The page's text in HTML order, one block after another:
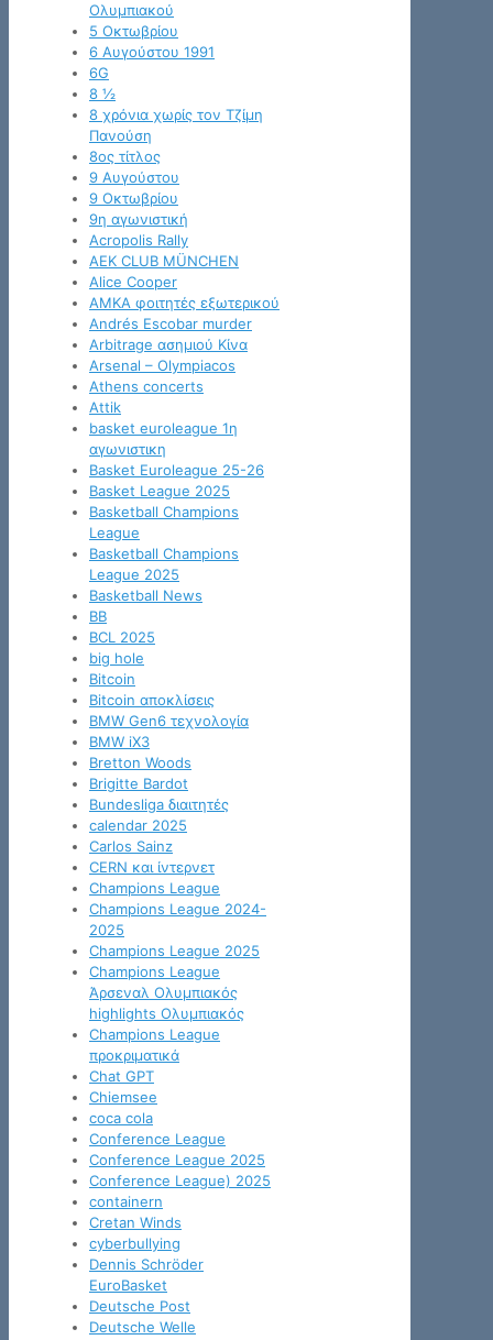
Ολυμπιακού
5 Οκτωβρίου
6 Αυγούστου 1991
6G
8 ½
8 χρόνια χωρίς τον Τζίμη
Πανούση
8ος τίτλος
9 Αυγούστου
9 Οκτωβρίου
9η αγωνιστική
Acropolis Rally
AEK CLUB MÜNCHEN
Alice Cooper
AMKA φοιτητές εξωτερικού
Andrés Escobar murder
Arbitrage ασημιού Κίνα
Arsenal – Olympiacos
Athens concerts
Attik
basket euroleague 1η
αγωνιστικη
Basket Euroleague 25-26
Basket League 2025
Basketball Champions
League
Basketball Champions
League 2025
Basketball News
BB
BCL 2025
big hole
Bitcoin
Bitcoin αποκλίσεις
BMW Gen6 τεχνολογία
BMW iX3
Bretton Woods
Brigitte Bardot
Bundesliga διαιτητές
calendar 2025
Carlos Sainz
CERN και ίντερνετ
Champions League
Champions League 2024-
2025
Champions League 2025
Champions League
Άρσεναλ Ολυμπιακός
highlights Ολυμπιακός
Champions League
προκριματικά
Chat GPT
Chiemsee
coca cola
Conference League
Conference League 2025
Conference League) 2025
containern
Cretan Winds
cyberbullying
Dennis Schröder
EuroBasket
Deutsche Post
Deutsche Welle